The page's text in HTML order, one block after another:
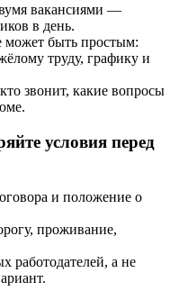
вакансиями —
в день.
быть простым:
труду, графику и
звонит, какие вопросы
условия перед
и положение о
проживание,
работодателей, а не